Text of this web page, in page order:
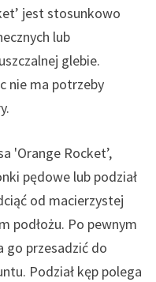
jest stosunkowo
lub
glebie.
nie ma potrzeby
'Orange Rocket’,
pędowe lub podział
od macierzystej
podłożu. Po pewnym
go przesadzić do
Podział kęp polega